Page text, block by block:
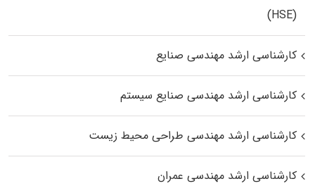
(HSE)
کارشناسی ارشد مهندسی صنایع
کارشناسی ارشد مهندسی صنایع سیستم
کارشناسی ارشد مهندسی طراحی محیط زیست
کارشناسی ارشد مهندسی عمران